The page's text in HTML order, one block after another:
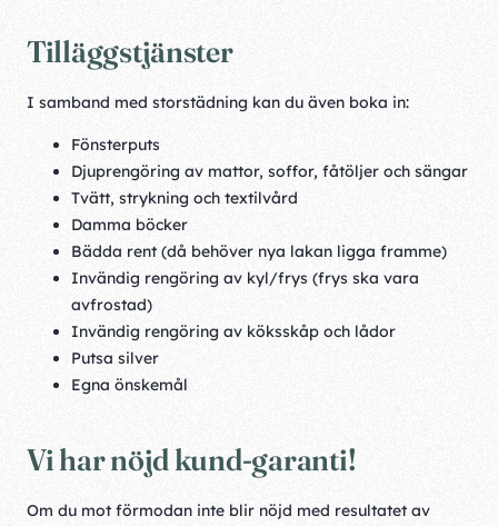
Tilläggstjänster
I samband med storstädning kan du även boka in:
Fönsterputs
Djuprengöring av mattor, soffor, fåtöljer och sängar
Tvätt, strykning och textilvård
Damma böcker
Bädda rent (då behöver nya lakan ligga framme)
Invändig rengöring av kyl/frys (frys ska vara
avfrostad)
Invändig rengöring av köksskåp och lådor
Putsa silver
Egna önskemål
Vi har nöjd kund-garanti!
Om du mot förmodan inte blir nöjd med resultatet av